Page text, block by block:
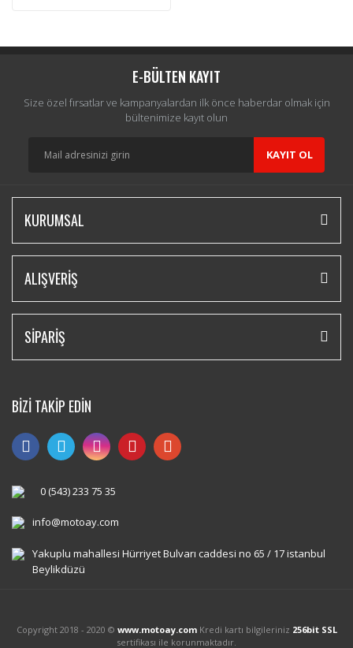
E-BÜLTEN KAYIT
Size özel fırsatlar ve kampanyalardan ilk önce haberdar olmak için
bültenimize kayıt olun
KAYIT OL
KURUMSAL
ALIŞVERİŞ
SİPARİŞ
BİZİ TAKİP EDİN
0 (543) 233 75 35
info@motoay.com
Yakuplu mahallesi Hürriyet Bulvarı caddesi no 65 / 17 istanbul
Beylikdüzü
Copyright 2018 - 2020 © www.motoay.comKredi kartı bilgileriniz 256bit SSL
sertifikası ile korunmaktadır.